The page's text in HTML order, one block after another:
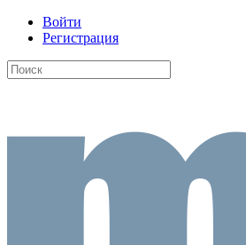
Войти
Регистрация